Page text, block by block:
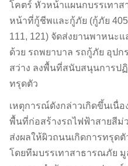
โคตร์ หัวหน้าแผนกบรรเทา
หน้าที่กู้ชีพและกู้ภัย (กู้ภัย
111, 121) จัดส่งยานพาหน
ด้วย รถพยาบาล รถกู้ภัย อุป
สว่าง ลงพื้นที่สนับสนุนการป
ทรุดตัว
เหตุการณ์ดังกล่าวเกิดขึ้นเนื่
พื้นที่ก่อสร้างรถไฟฟ้าสายสีม่
ส่งผลให้ผิวถนนเกิดการทรุด
โดยทีมบรรเทาสาธารณภัย มู